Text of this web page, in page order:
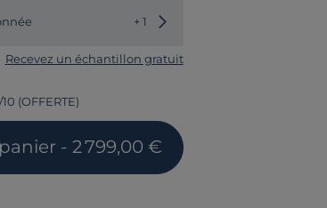
+ 1
Recevez un échantillon gratuit
(OFFERTE)
- 2 799,00 €